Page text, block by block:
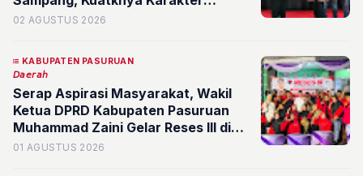
Madura Jaga Keutuhan Bangsa
02 AGUSTUS 2026
KABUPATEN PASURUAN
𝘋𝘢𝘦𝘳𝘢𝘩
Serap Aspirasi Masyarakat, Wakil
Ketua DPRD Kabupaten Pasuruan
Muhammad Zaini Gelar Reses III di
Desa Ngabar Kecamatan Kraton
01 AGUSTUS 2026